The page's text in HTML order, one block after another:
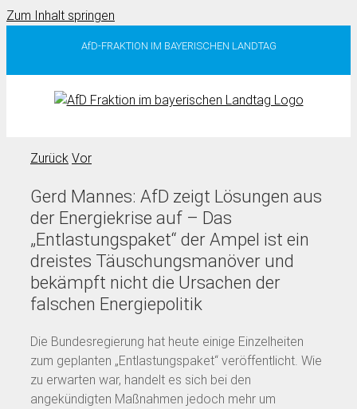
Zum Inhalt springen
AfD-FRAKTION IM BAYERISCHEN LANDTAG
Zurück Vor
Gerd Mannes: AfD zeigt Lösungen aus
der Energiekrise auf – Das
„Entlastungspaket“ der Ampel ist ein
dreistes Täuschungsmanöver und
bekämpft nicht die Ursachen der
falschen Energiepolitik
Die Bundesregierung hat heute einige Einzelheiten
zum geplanten „Entlastungspaket“ veröffentlicht. Wie
zu erwarten war, handelt es sich bei den
angekündigten Maßnahmen jedoch mehr um